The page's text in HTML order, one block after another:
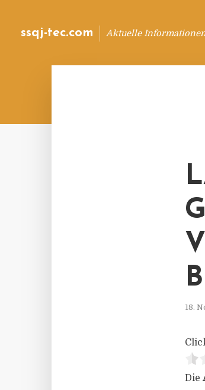
ssqj-tec.com Aktuelle
18.
Die